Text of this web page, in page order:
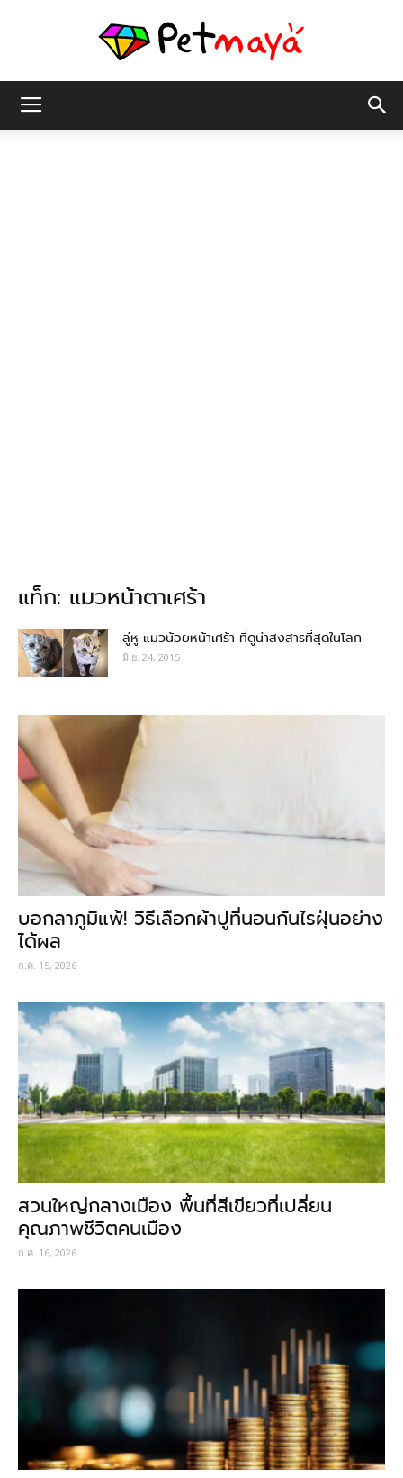
แท็ก: แมวหน้าตาเศร้า
ลู่หู แมวน้อยหน้าเศร้า ที่ดูน่าสงสารที่สุดในโลก
มิ.ย. 24, 2015
บอกลาภูมิแพ้! วิธีเลือกผ้าปูที่นอนกันไรฝุ่นอย่าง
ได้ผล
ก.ค. 15, 2026
สวนใหญ่กลางเมือง พื้นที่สีเขียวที่เปลี่ยน
คุณภาพชีวิตคนเมือง
ก.ค. 16, 2026